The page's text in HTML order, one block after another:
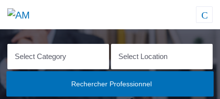
Rechercher Professionnel